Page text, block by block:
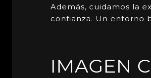
Además, cuidamos la
confianza. Un entorno
IMAGEN